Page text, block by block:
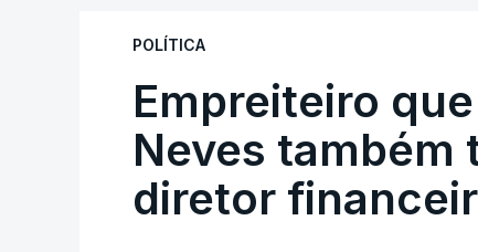
POLÍTICA
Empreiteiro
Neves também
diretor